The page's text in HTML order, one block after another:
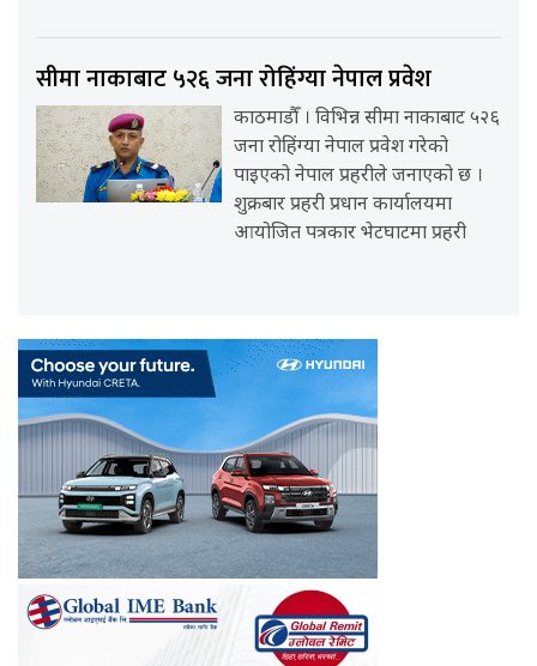
सीमा नाकाबाट ५२६ जना रोहिंग्या नेपाल प्रवेश
काठमाडौँ । विभिन्न सीमा नाकाबाट ५२६
जना रोहिंग्या नेपाल प्रवेश गरेको
पाइएको नेपाल प्रहरीले जनाएको छ ।
शुक्रबार प्रहरी प्रधान कार्यालयमा
आयोजित पत्रकार भेटघाटमा प्रहरी